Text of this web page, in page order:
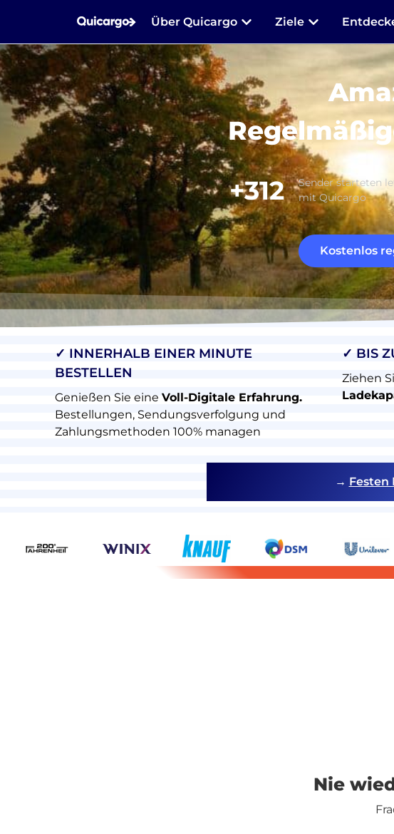
Über Quicargo Ziele
+312
Sender starteten
mit Quicargo
Kostenlos
✓ INNERHALB EINER MINUTE
BESTELLEN
Genießen Sie eineVoll-Digitale Erfahrung.
Bestellungen, Sendungsverfolgung und
Zahlungsmethoden 100% managen
✓ BIS
Ziehen
→ Festen
Nie